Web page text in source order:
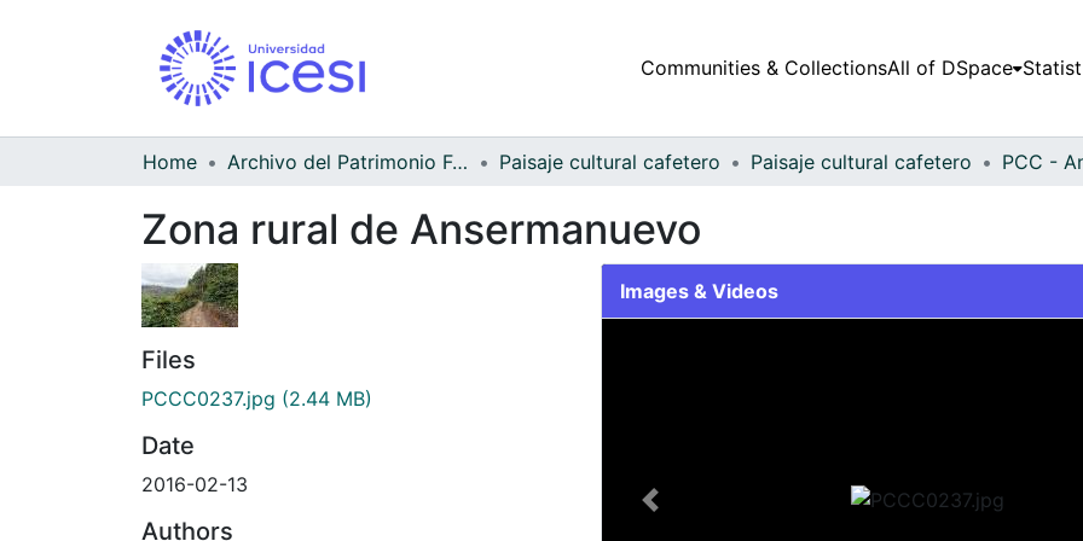
Communities & CollectionsAll of DSpace
Home Archivo del Patrimonio Fotográfico y Fílmico del Valle del Cauca Paisaje cultural cafetero Paisaje cultural cafetero PCC -
Zona rural de Ansermanuevo
Files
PCCC0237.jpg (2.44 MB)
Date
2016-02-13
Authors
Images & Videos
Previous